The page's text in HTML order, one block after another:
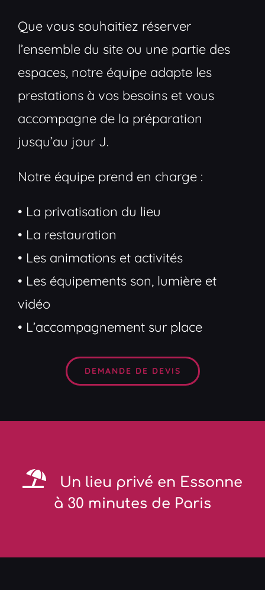
Que vous souhaitiez réserver
l’ensemble du site ou une partie des
espaces, notre équipe adapte les
prestations à vos besoins et vous
accompagne de la préparation
jusqu’au jour J.
Notre équipe prend en charge :
• La privatisation du lieu
• La restauration
• Les animations et activités
• Les équipements son, lumière et
vidéo
• L’accompagnement sur place
DEMANDE DE DEVIS
Un lieu privé en Essonne
à 30 minutes de Paris